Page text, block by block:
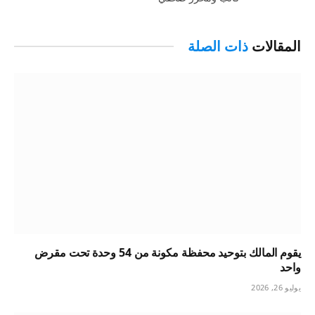
المقالات ذات الصلة
يقوم المالك بتوحيد محفظة مكونة من 54 وحدة تحت مقرض
واحد
يوليو 26, 2026